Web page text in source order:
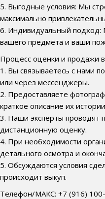
5. Выгодные условия: Мы
максимально
6. Индивидуальный подход:
вашего предмета и ваши
Процесс оценки и продажи
1. Вы связываетесь с нами
или через мессенджеры.
2. Предоставляете
краткое описание их
3. Наши эксперты проводят
дистанционную оценку.
4. При необходимости
детального осмотра и
5. Обсуждаются условия
происходит выкуп.
Телефон/МАКС: +7 (916)